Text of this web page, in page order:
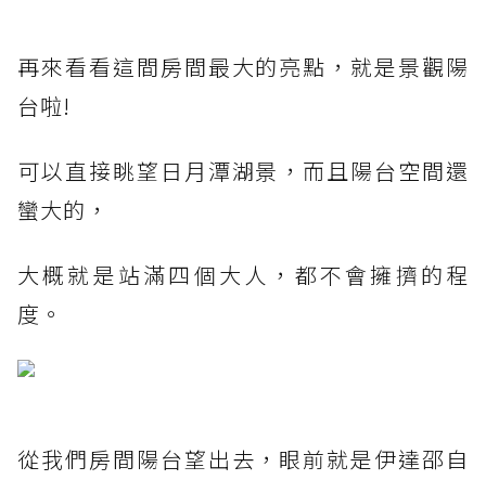
再來看看這間房間最大的亮點，就是景觀陽
台啦!
可以直接眺望日月潭湖景，而且陽台空間還
蠻大的，
大概就是站滿四個大人，都不會擁擠的程
度。
從我們房間陽台望出去，眼前就是伊達邵自